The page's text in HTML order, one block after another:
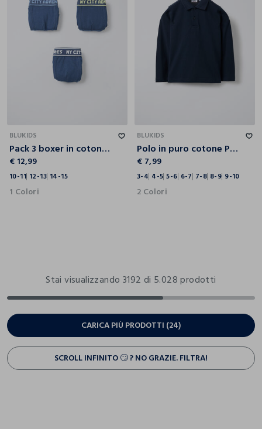
BLUKIDS
Pack 3 boxer in cotone stretch ragazzo
€ 12,99
10-11 12-13 14-15
1 Colori
BLUKIDS
Polo in puro cotone Piquet bambino
€ 7,99
3-4 4-5 5-6 6-7 7-8 8-9 9-10
2 Colori
Stai visualizzando 3192 di 5.028 prodotti
CARICA PIÙ PRODOTTI (24)
SCROLL INFINITO 🙄 ? NO GRAZIE. FILTRA!